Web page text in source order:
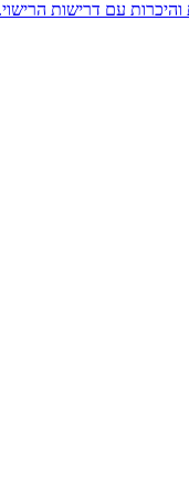
עם דרישות הרישוי.